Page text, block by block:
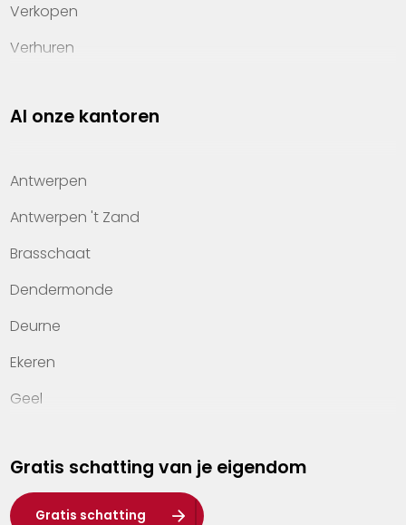
Verkopen
Verhuren
Property management
Kennis van wonen
Kantoren
Veelgestelde vragen
Werken bij Heylen Vastgoed
Contact
Al onze kantoren
Antwerpen
Antwerpen 't Zand
Brasschaat
Dendermonde
Deurne
Ekeren
Geel
Hasselt
Heist-op-den-Berg
Gratis schatting van je eigendom
Gratis schatting